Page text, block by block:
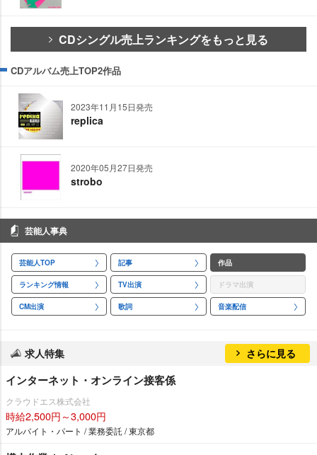
CDシングル売上ランキングをもっと見る
CDアルバム売上TOP2作品
2023年11月15日発売
replica
2020年05月27日発売
strobo
芸能人事典
芸能人TOP 記事 作品
ランキング情報 TV出演 ドラマ出演
CM出演 歌詞 音楽配信
求人特集 さらに見る
インターネット・オンライン接客係
クラウドエス株式会社
時給2,500円～3,000円
アルバイト・パート / 業務委託 / 東京都